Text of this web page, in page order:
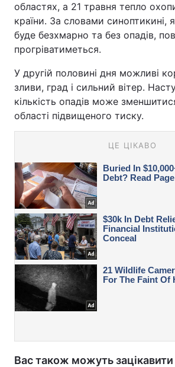
областях, а 21 травня тепло
країни. За словами синоптикині,
буде безхмарно та без опадів,
прогріватиметься.
У другій половині дня можливі
зливи, град і сильний вітер.
кількість опадів може
області підвищеного тиску.
Вас також можуть